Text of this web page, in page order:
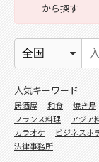
から探す
人気キーワード
居酒屋 和食 焼き鳥
フランス料理
アジア
カラオケ
ビジネスホ
法律事務所